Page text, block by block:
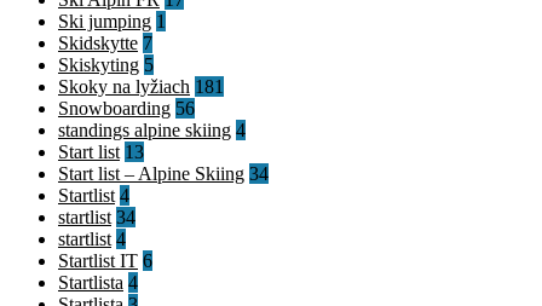
Ski jumping 1
Skidskytte 7
Skiskyting 5
Skoky na lyžiach 181
Snowboarding 56
standings alpine skiing 4
Start list 13
Start list – Alpine Skiing 34
Startlist 4
startlist 34
startlist 4
Startlist IT 6
Startlista 4